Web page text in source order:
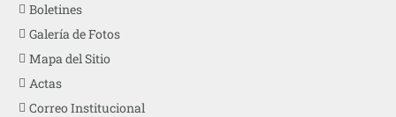
Boletines
Galería de Fotos
Mapa del Sitio
Actas
Correo Institucional